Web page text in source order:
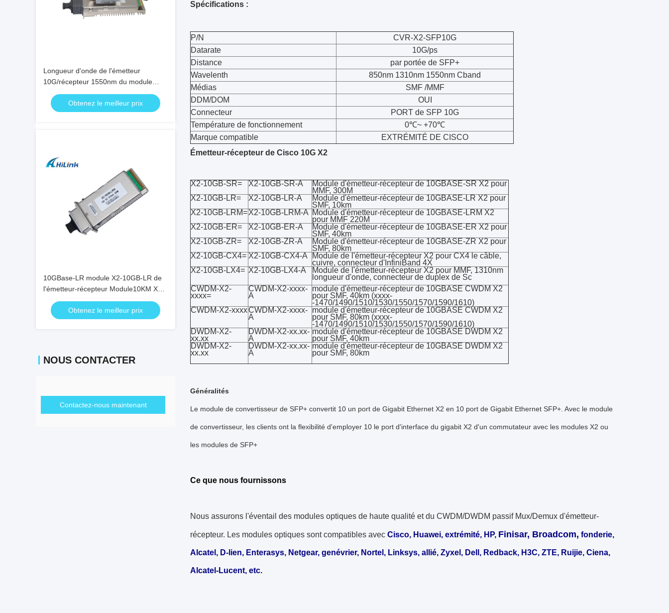
Longueur d'onde de l'émetteur
10G/récepteur 1550nm du module
40km d'émetteur-récepteur du
connecteur X2 de Sc de XENPAK
Obtenez le meilleur prix
10GBase-LR module X2-10GB-LR de
l'émetteur-récepteur Module10KM X2
de l'émetteur-récepteur 1310nm X2
Obtenez le meilleur prix
NOUS CONTACTER
Contactez-nous maintenant
Spécifications :
P/N
CVR-X2-SFP10G
Datarate
10G/ps
Distance
par portée de SFP+
Wavelenth
850nm 1310nm 1550nm Cband
Médias
SMF /MMF
DDM/DOM
OUI
Connecteur
PORT de SFP 10G
Température de fonctionnement
0℃~ +70℃
Marque compatible
EXTRÉMITÉ DE CISCO
Émetteur-récepteur de Cisco 10G X2
X2-10GB-SR= X2-10GB-SR-A
Module d'émetteur-récepteur de 10GBASE-SR X2 pour
MMF, 300M
X2-10GB-LR=
X2-10GB-LR-A
Module d'émetteur-récepteur de 10GBASE-LR X2 pour
SMF, 10km
X2-10GB-LRM=X2-10GB-LRM-A Module d'émetteur-récepteur de 10GBASE-LRM X2
pour MMF 220M
X2-10GB-ER=
X2-10GB-ER-A
Module d'émetteur-récepteur de 10GBASE-ER X2 pour
SMF, 40km
X2-10GB-ZR=
X2-10GB-ZR-A
Module d'émetteur-récepteur de 10GBASE-ZR X2 pour
SMF, 80km
X2-10GB-CX4= X2-10GB-CX4-A
Module de l'émetteur-récepteur X2 pour CX4 le câble,
cuivre, connecteur d'InfiniBand 4X
X2-10GB-LX4= X2-10GB-LX4-A
Module de l'émetteur-récepteur X2 pour MMF, 1310nm
longueur d'onde, connecteur de duplex de Sc
CWDM-X2-
xxxx=
CWDM-X2-xxxx-
A
module d'émetteur-récepteur de 10GBASE CWDM X2
pour SMF, 40km (xxxx-
-1470/1490/1510/1530/1550/1570/1590/1610)
CWDM-X2-xxxxCWDM-X2-xxxx-
A
module d'émetteur-récepteur de 10GBASE CWDM X2
pour SMF, 80km (xxxx-
-1470/1490/1510/1530/1550/1570/1590/1610)
DWDM-X2-
xx.xx
DWDM-X2-xx.xx-
A
module d'émetteur-récepteur de 10GBASE DWDM X2
pour SMF, 40km
DWDM-X2-
xx.xx
DWDM-X2-xx.xx-
A
module d'émetteur-récepteur de 10GBASE DWDM X2
pour SMF, 80km
Généralités
Le module de convertisseur de SFP+ convertit 10 un port de Gigabit Ethernet X2 en 10 port de Gigabit Ethernet SFP+. Avec le module
de convertisseur, les clients ont la flexibilité d'employer 10 le port d'interface du gigabit X2 d'un commutateur avec les modules X2 ou
les modules de SFP+
Ce que nous fournissons
Nous assurons l'éventail des modules optiques de haute qualité et du CWDM/DWDM passif Mux/Demux d'émetteur-
récepteur. Les modules optiques sont compatibles avec Cisco, Huawei, extrémité, HP, Finisar, Broadcom, fonderie,
Alcatel, D-lien, Enterasys, Netgear, genévrier, Nortel, Linksys, allié, Zyxel, Dell, Redback, H3C, ZTE, Ruijie, Ciena,
Alcatel-Lucent, etc.